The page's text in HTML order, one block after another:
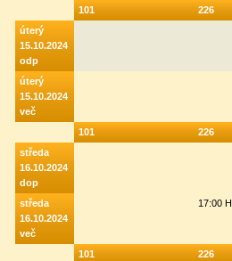
101
226
úterý
15.10.2024
odp
úterý
15.10.2024
več
101
226
středa
16.10.2024
dop
středa
16.10.2024
več
17:00
101
226